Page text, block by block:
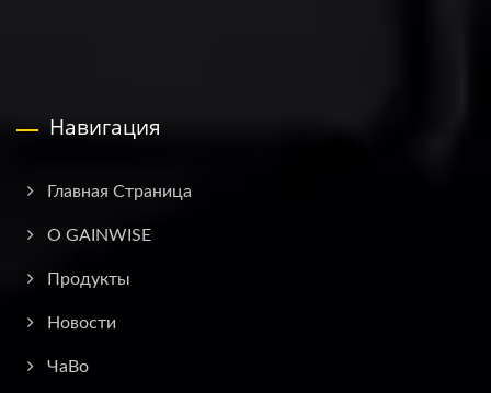
Навигация
Главная Страница
О GAINWISE
Продукты
Новости
ЧаВо